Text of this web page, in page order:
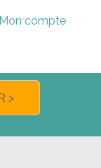
Mon compte
>